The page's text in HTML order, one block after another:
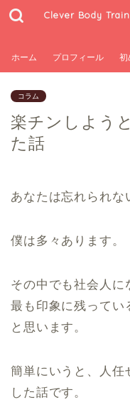
Clever Body
ホーム プロフィール 初
コラム
楽チンしよう
た話
あなたは忘れられな
僕は多々あります。
その中でも社会人に
最も印象に残ってい
と思います。
簡単にいうと、人任
した話です。